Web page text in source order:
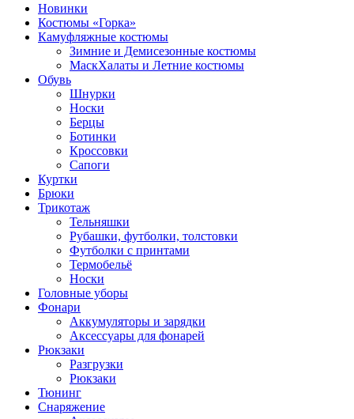
Новинки
Костюмы «Горка»
Камуфляжные костюмы
Зимние и Демисезонные костюмы
МаскХалаты и Летние костюмы
Обувь
Шнурки
Носки
Берцы
Ботинки
Кроссовки
Сапоги
Куртки
Брюки
Трикотаж
Тельняшки
Рубашки, футболки, толстовки
Футболки с принтами
Термобельё
Носки
Головные уборы
Фонари
Аккумуляторы и зарядки
Аксессуары для фонарей
Рюкзаки
Разгрузки
Рюкзаки
Тюнинг
Снаряжение